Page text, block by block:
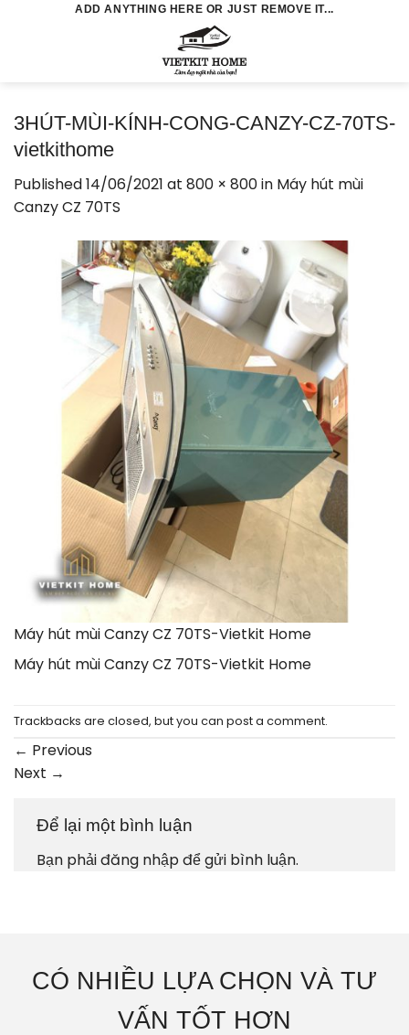
ADD ANYTHING HERE OR JUST REMOVE IT...
3HÚT-MÙI-KÍNH-CONG-CANZY-CZ-70TS-
vietkithome
Published14/06/2021 at 800 × 800in Máy hút mùi
Canzy CZ 70TS
Máy hút mùi Canzy CZ 70TS-Vietkit Home
Máy hút mùi Canzy CZ 70TS-Vietkit Home
Trackbacks are closed, but you can post a comment.
← Previous
Next →
Để lại một bình luận
Bạn phảiđăng nhậpđể gửi bình luận.
CÓ NHIỀU LỰA CHỌN VÀ TƯ
VẤN TỐT HƠN